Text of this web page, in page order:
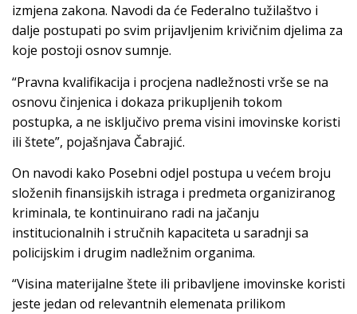
izmjena zakona. Navodi da će Federalno tužilaštvo i
dalje postupati po svim prijavljenim krivičnim djelima za
koje postoji osnov sumnje.
“Pravna kvalifikacija i procjena nadležnosti vrše se na
osnovu činjenica i dokaza prikupljenih tokom
postupka, a ne isključivo prema visini imovinske koristi
ili štete”, pojašnjava Čabrajić.
On navodi kako Posebni odjel postupa u većem broju
složenih finansijskih istraga i predmeta organiziranog
kriminala, te kontinuirano radi na jačanju
institucionalnih i stručnih kapaciteta u saradnji sa
policijskim i drugim nadležnim organima.
“Visina materijalne štete ili pribavljene imovinske koristi
jeste jedan od relevantnih elemenata prilikom